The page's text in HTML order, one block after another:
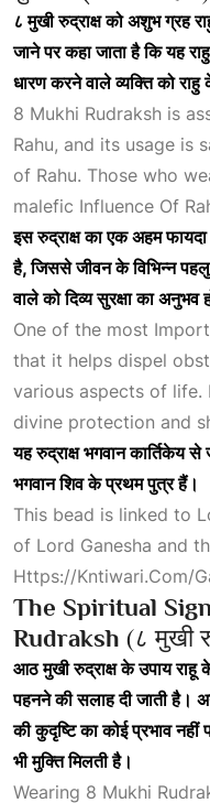
८मुखीरुद्राक्षकोअशुभग्रह
जानेपरकहाजाताहैकियह
धारणकरनेवालेव्यक्तिकोराहु
8 Mukhi Rudraksh is
Rahu, and its usage is
of Rahu. Those who
malefic Influence Of
इसरुद्राक्षकाएकअहमफायदा
है,जिससेजीवनकेविभिन्न
वालेकोदिव्यसुरक्षाकाअनुभव
One of the most
that it helps dispel
various aspects of
divine protection and
यहरुद्राक्ष भगवानकार्तिकेयसे
भगवानशिवकेप्रथमपुत्रहैं।
This bead is linked to
of Lord Ganesha and
Https://kntiwari.com/
The Spiritual
Rudraksh (८ मुखी
आठमुखीरुद्राक्षकेउपायराहू
पहननेकीसलाहदीजातीहै।
कीकुदृष्टिकाकोईप्रभावनहीं
भीमुक्तिमिलतीहै।
Wearing 8 Mukhi